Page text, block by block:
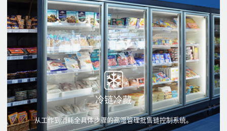
冷链冷藏
从工作到消耗全具体步骤的高湿管理批售链控制系统。